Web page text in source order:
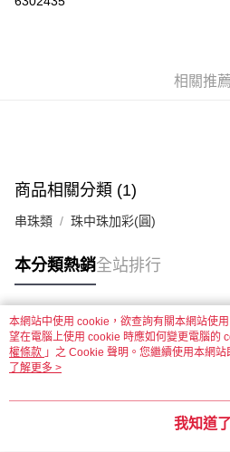
每筆NT$60，滿NT$1,500(含以上)免運
付款後全家取貨
每筆NT$60，滿NT$1,500(含以上)免
付款後7-11取貨
每筆NT$60，滿NT$1,500(含以上)免運
每筆NT$130，滿NT$2,000(含以上)免
相關推薦
商品相關分類 (1)
串珠類 珠中珠加彩(圓)
本分類熱銷全站排行
熱門標籤
本網站中使用 cookie，欲查詢有關本網站使
望在電腦上使用 cookie 時應如何變更電腦的
權條款 」之 Cookie 聲明。您繼續使用本網
用條款之 Cookie 聲明使用 cookie。
了解更多 >
我知道了